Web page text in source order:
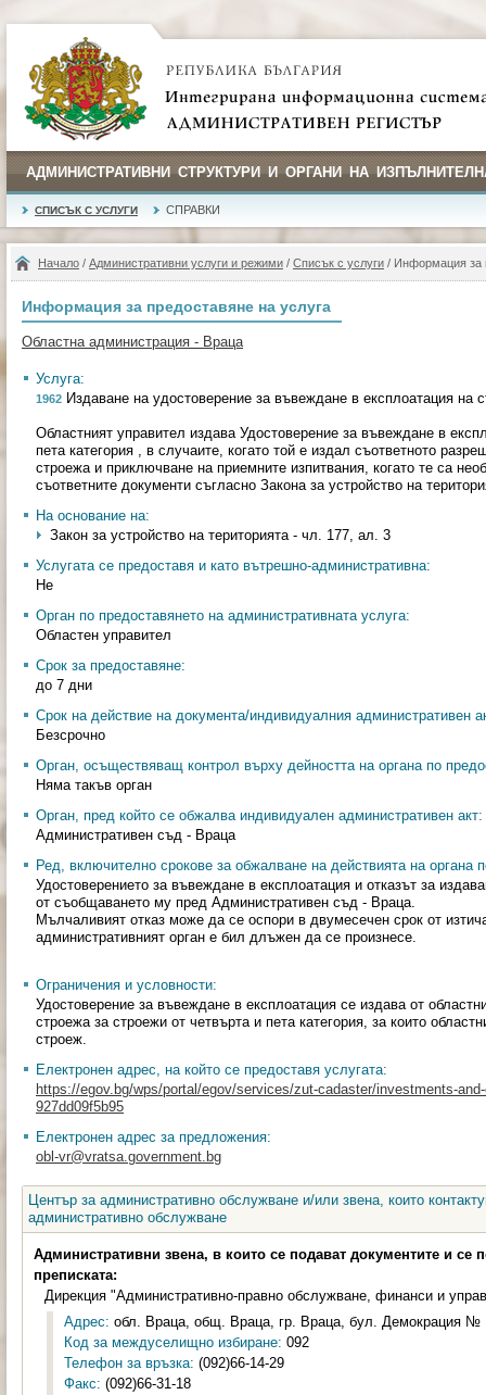
АДМИНИСТРАТИВНИ СТРУКТУРИ И ОРГАНИ НА
СПИСЪК С УСЛУГИ СПРАВКИ
Начало / Административни услуги и режими / Списък с услуги / Информация за
Информация за предоставяне на услуга
Областна администрация - Враца
Услуга:
1962 Издаване на удостоверение за въвеждане в експлоатация на
Областният управител издава Удостоверение за въвеждане в
пета категория , в случаите, когато той е издал съответното
строежа и приключване на приемните изпитвания, когато те са
съответните документи съгласно Закона за устройство на
На основание на:
Закон за устройство на територията - чл. 177, ал. 3
Услугата се предоставя и като вътрешно-административна:
Не
Орган по предоставянето на административната услуга:
Областен управител
Срок за предоставяне:
до 7 дни
Срок на действие на документа/индивидуалния административен
Безсрочно
Орган, осъществяващ контрол върху дейността на органа по
Няма такъв орган
Орган, пред който се обжалва индивидуален административен акт:
Административен съд - Враца
Ред, включително срокове за обжалване на действията на органа
Удостоверението за въвеждане в експлоатация и отказът за
от съобщаването му пред Административен съд - Враца.
Мълчаливият отказ може да се оспори в двумесечен срок от
административният орган е бил длъжен да се произнесе.
Ограничения и условности:
Удостоверение за въвеждане в експлоатация се издава от
строежа за строежи от четвърта и пета категория, за които
строеж.
Електронен адрес, на който се предоставя услугата:
https://egov.bg/wps/portal/egov/services/zut-cadaster/investments-
927dd09f5b95
Електронен адрес за предложения:
obl-vr@vratsa.government.bg
Център за административно обслужване и/или звена, които
административно обслужване
Административни звена, в които се подават документите и се
преписката:
Дирекция "Административно-правно обслужване, финанси и
Адрес: обл. Враца, общ. Враца, гр. Враца, бул. Демокрация №
Код за междуселищно избиране: 092
Телефон за връзка: (092)66-14-29
Факс: (092)66-31-18